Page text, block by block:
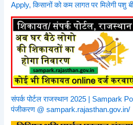
Apply, किसानों को कम लागत पर मिलेगी पशु
संपर्क पोर्टल राजस्थान 2025 | Sampark
पंजीकरण @ sampark.rajasthan.gov.in/